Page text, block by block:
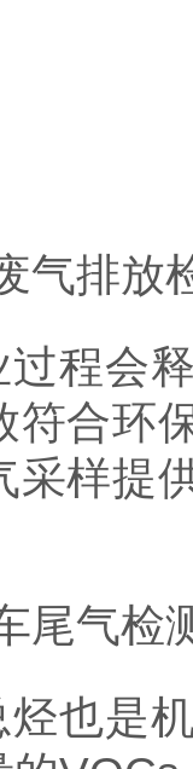
排放
会释
符合环
采样提
气检
是机